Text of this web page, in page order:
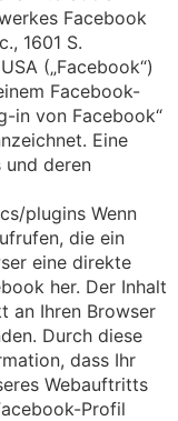
Facebook
1601 S.
(„Facebook“)
Facebook-
in von Facebook“
Eine
und deren
plugins Wenn
die ein
eine direkte
her. Der Inhalt
an Ihren Browser
Durch diese
dass Ihr
Webauftritts
Profil